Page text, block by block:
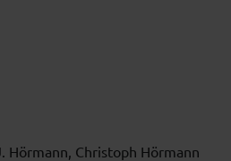
Hörmann, Christoph Hörmann